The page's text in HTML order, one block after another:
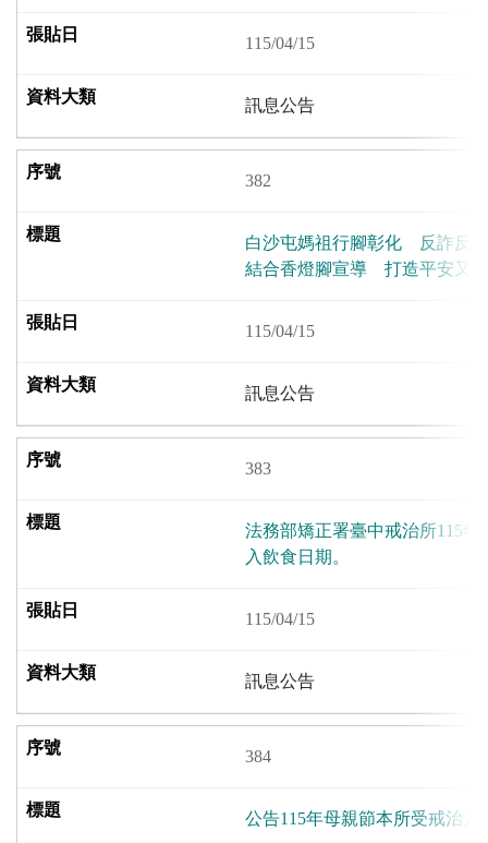
115/04/15
訊息公告
382
白沙屯媽祖行腳彰化 反詐反
結合香燈腳宣導 打造平安又
115/04/15
訊息公告
383
法務部矯正署臺中戒治所115
入飲食日期。
115/04/15
訊息公告
384
公告115年母親節本所受戒治人